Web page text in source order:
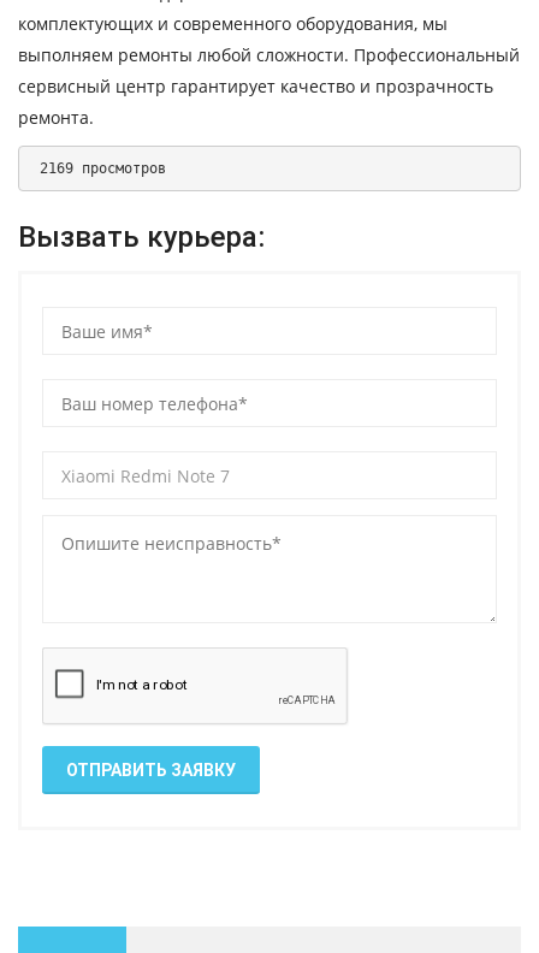
комплектующих и современного оборудования, мы
выполняем ремонты любой сложности. Профессиональный
сервисный центр гарантирует качество и прозрачность
ремонта.
2169 просмотров
Вызвать курьера:
ОТПРАВИТЬ ЗАЯВКУ